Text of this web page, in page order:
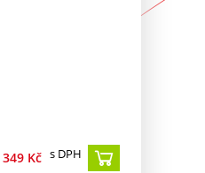
349 Kč s DPH